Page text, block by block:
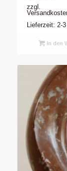
zzgl.
Lieferzeit: 2-
In den